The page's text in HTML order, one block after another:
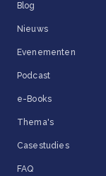
Blog
Nieuws
Evenementen
Podcast
e-Books
Thema's
Casestudies
FAQ